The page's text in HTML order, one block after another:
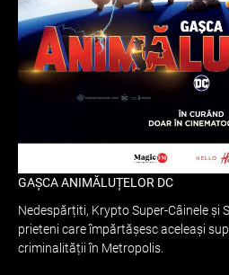
GAȘCA ANIMĂLUȚELOR DC
Nedespărțiti, Krypto Super-Câinele și
prieteni care împărtășesc aceleași
criminalității în Metropolis.